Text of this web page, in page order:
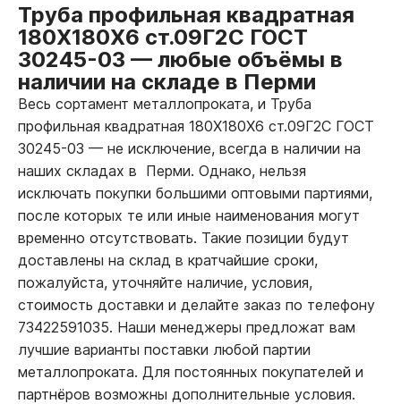
Труба профильная квадратная
180Х180Х6 ст.09Г2С ГОСТ
30245-03 — любые объёмы в
наличии на складе в Перми
Весь сортамент металлопроката, и Труба
профильная квадратная 180Х180Х6 ст.09Г2С ГОСТ
30245-03 — не исключение, всегда в наличии на
наших складах в Перми. Однако, нельзя
исключать покупки большими оптовыми партиями,
после которых те или иные наименования могут
временно отсутствовать. Такие позиции будут
доставлены на склад в кратчайшие сроки,
пожалуйста, уточняйте наличие, условия,
стоимость доставки и делайте заказ по телефону
73422591035. Наши менеджеры предложат вам
лучшие варианты поставки любой партии
металлопроката. Для постоянных покупателей и
партнёров возможны дополнительные условия.